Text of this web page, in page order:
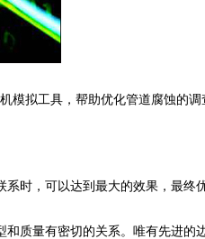
拟工具，帮助优化管道腐蚀的调
时，可以达到最大的效果，最终
质量有密切的关系。唯有先进的